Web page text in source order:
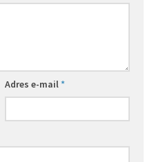
Adres e-mail*